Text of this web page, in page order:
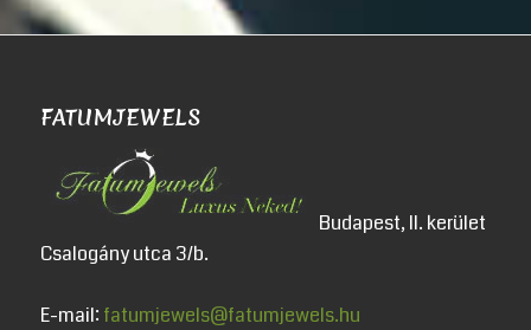
FATUMJEWELS
Budapest, II. kerület
Csalogány utca 3/b.
E-mail: fatumjewels@fatumjewels.hu